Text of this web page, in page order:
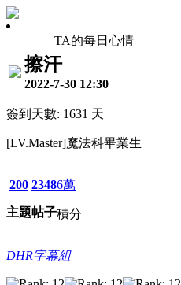
TA的每日心情
擦汗
2022-7-30 12:30
簽到天數: 1631 天
[LV.Master]魔法科畢業生
200
主題
2348
帖子
6萬
積分
DHR字幕組